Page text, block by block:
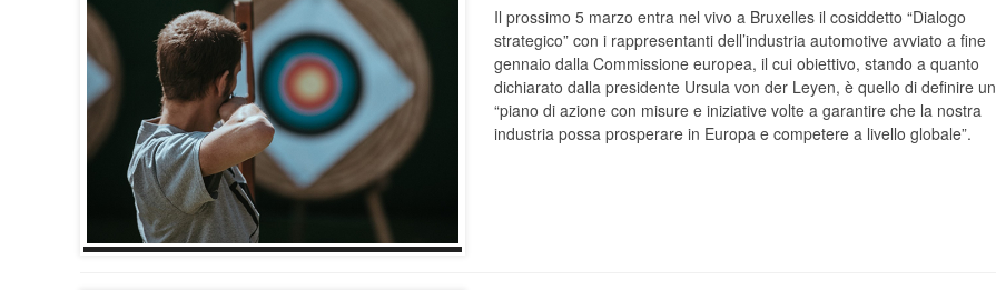
Il prossimo 5 marzo entra nel vivo a Bruxelles il cosiddetto “Dialogo
strategico” con i rappresentanti dell’industria automotive avviato a fine
gennaio dalla Commissione europea, il cui obiettivo, stando a quanto
dichiarato dalla presidente Ursula von der Leyen, è quello di definire un
“piano di azione con misure e iniziative volte a garantire che la nostra
industria possa prosperare in Europa e competere a livello globale”.